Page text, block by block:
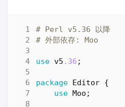
# Perl v5.36 以降
# 外部依存: Moo
use v5 .36 ;
package Editor {
use
Moo ;